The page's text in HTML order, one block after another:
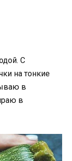
С
на тонкие
в
в